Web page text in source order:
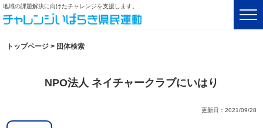
地域の課題解決に向けたチャレンジを支援します。
トップページ > 団体検索
NPO法人 ネイチャークラブにいはり
更新日：2021/09/28